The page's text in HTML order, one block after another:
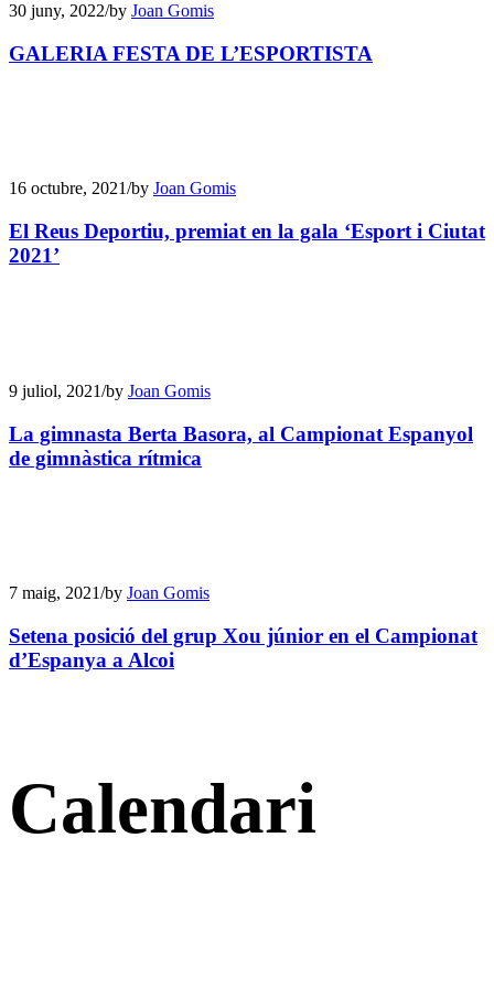
30 juny, 2022/by Joan Gomis
GALERIA FESTA DE L’ESPORTISTA
16 octubre, 2021/by Joan Gomis
El Reus Deportiu, premiat en la gala ‘Esport i Ciutat
2021’
9 juliol, 2021/by Joan Gomis
La gimnasta Berta Basora, al Campionat Espanyol
de gimnàstica rítmica
7 maig, 2021/by Joan Gomis
Setena posició del grup Xou júnior en el Campionat
d’Espanya a Alcoi
Calendari